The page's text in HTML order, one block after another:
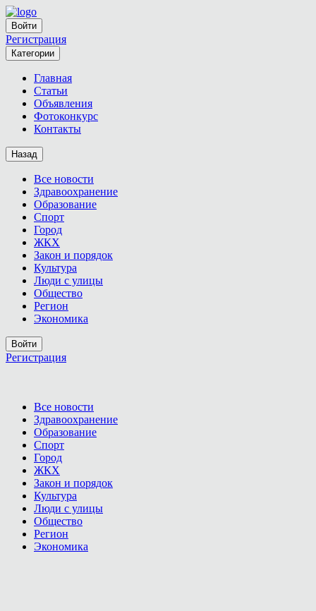
Войти
Регистрация
Категории
Главная
Статьи
Объявления
Фотоконкурс
Контакты
Назад
Все новости
Здравоохранение
Образование
Спорт
Город
ЖКХ
Закон и порядок
Культура
Люди с улицы
Общество
Регион
Экономика
Войти
Регистрация
Все новости
Здравоохранение
Образование
Спорт
Город
ЖКХ
Закон и порядок
Культура
Люди с улицы
Общество
Регион
Экономика